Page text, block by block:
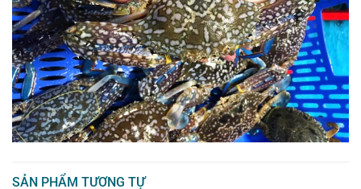
SẢN PHẨM TƯƠNG TỰ